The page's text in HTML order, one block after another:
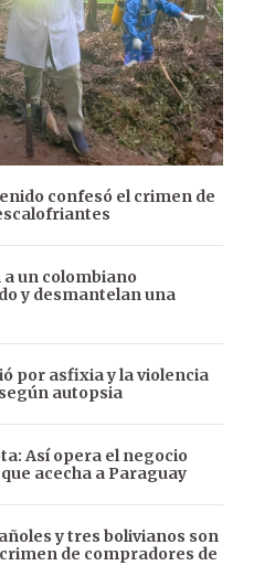
confesó el crimen de
a un colombiano
y desmantelan una
por asfixia y la violencia
autopsia
Así opera el negocio
acecha a Paraguay
y tres bolivianos son
de compradores de